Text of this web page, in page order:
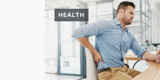
HEALTH